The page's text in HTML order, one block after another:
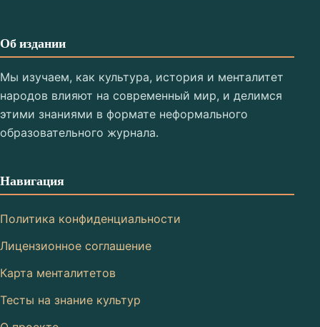
Об издании
Мы изучаем, как культура, история и менталитет
народов влияют на современный мир, и делимся
этими знаниями в формате неформального
образовательного журнала.
Навигация
Политика конфиденциальности
Лицензионное соглашение
Карта менталитетов
Тесты на знание культур